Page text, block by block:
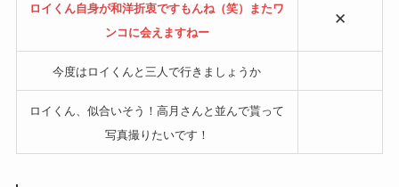
ロイくん自身が和洋折衷ですもんね（笑）またワ
ンコに会えますねー
✕
今度はロイくんと三人で行きましょうか
ロイくん、似合いそう！高月さんと並んで貰って
写真撮りたいです！